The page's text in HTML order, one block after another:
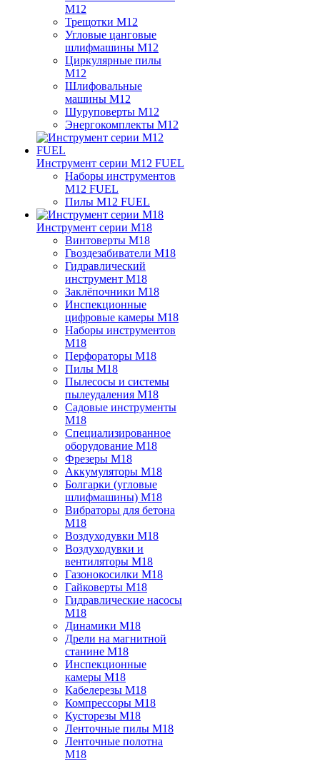
M12
Трещотки M12
Угловые цанговые
шлифмашины M12
Циркулярные пилы
M12
Шлифовальные
машины M12
Шуруповерты M12
Энергокомплекты M12
Инструмент серии M12 FUEL
Наборы инструментов
M12 FUEL
Пилы M12 FUEL
Инструмент серии M18
Винтоверты M18
Гвоздезабиватели M18
Гидравлический
инструмент M18
Заклёпочники M18
Инспекционные
цифровые камеры M18
Наборы инструментов
M18
Перфораторы M18
Пилы M18
Пылесосы и системы
пылеудаления M18
Садовые инструменты
M18
Специализированное
оборудование M18
Фрезеры M18
Аккумуляторы M18
Болгарки (угловые
шлифмашины) M18
Вибраторы для бетона
M18
Воздуходувки M18
Воздуходувки и
вентиляторы M18
Газонокосилки M18
Гайковерты M18
Гидравлические насосы
M18
Динамики M18
Дрели на магнитной
станине M18
Инспекционные
камеры M18
Кабелерезы M18
Компрессоры M18
Кусторезы M18
Ленточные пилы M18
Ленточные полотна
M18